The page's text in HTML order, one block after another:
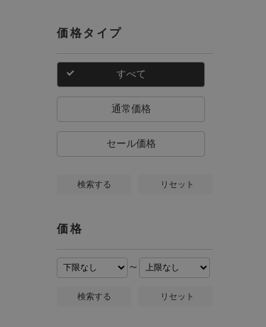
価格タイプ
すべて
通常価格
セール価格
検索する リセット
価格
～
検索する リセット